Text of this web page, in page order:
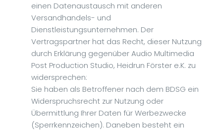
einen Datenaustausch mit anderen
Versandhandels- und
Dienstleistungsunternehmen. Der
Vertragspartner hat das Recht, dieser Nutzung
durch Erklärung gegenüber Audio Multimedia
Post Production Studio, Heidrun Förster e.K. zu
widersprechen:
Sie haben als Betroffener nach dem BDSG ein
Widerspruchsrecht zur Nutzung oder
Übermittlung Ihrer Daten für Werbezwecke
(Sperrkennzeichen). Daneben besteht ein